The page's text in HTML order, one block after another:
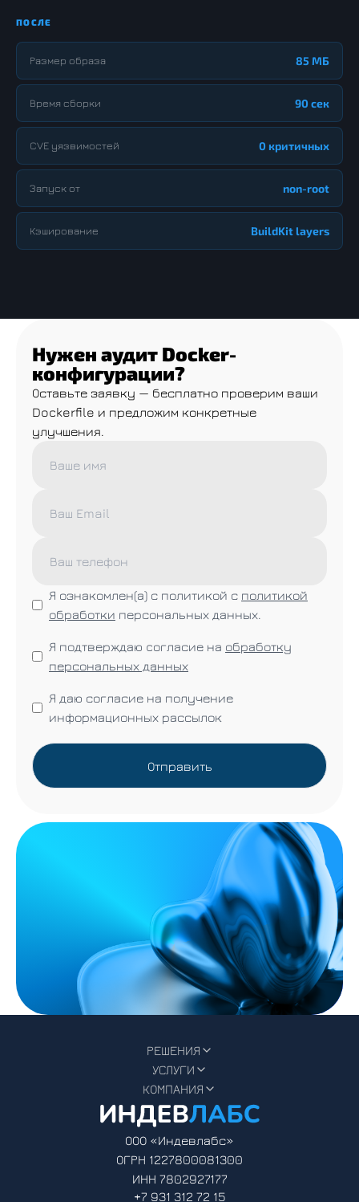
ПОСЛЕ
Размер образа 85 МБ
Время сборки 90 сек
CVE уязвимостей 0 критичных
Запуск от non-root
Кэширование BuildKit layers
Нужен аудит Docker-
конфигурации?
Оставьте заявку — бесплатно проверим ваши
Dockerfile и предложим конкретные
улучшения.
Я ознакомлен(а) с политикой с политикой
обработки персональных данных.
Я подтверждаю cогласие на обработку
персональных данных
Я даю согласие на получение
информационных рассылок
Отправить
РЕШЕНИЯ
УСЛУГИ
КОМПАНИЯ
ООО «Индевлабс»
ОГРН 1227800081300
ИНН 7802927177
+7 931 312 72 15